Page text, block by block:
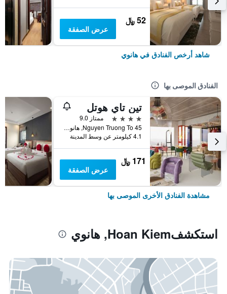
52 ﷼
عرض الصفقة
شاهد أرخص الفنادق في هانوي
الفنادق الموصى بها
تين تاي هوتل
4 نجوم
ممتاز 9.0
45 Nguyen Truong To, هانوي, فيتنام
4.1 كيلومتر عن وسط المدينة
171 ﷼
عرض الصفقة
مشاهدة الفنادق الأخرى الموصى بها
استكشفHoan Kiem, هانوي